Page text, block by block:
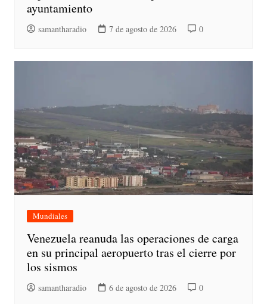
ayuntamiento
samantharadio 7 de agosto de 2026 0
Mundiales
Venezuela reanuda las operaciones de carga
en su principal aeropuerto tras el cierre por
los sismos
samantharadio 6 de agosto de 2026 0